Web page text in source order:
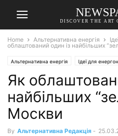
DISCOVER THE ART
Home Альтернативна енергія
облаштований один із найбільших
Альтернативна енергія Ідеї для
Як
найбільших
Москви
By Альтернативна Редакція -